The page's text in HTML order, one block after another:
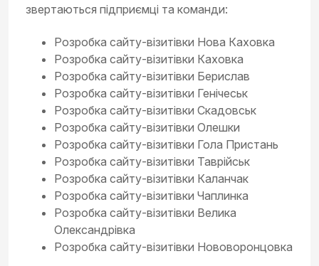
звертаються підприємці та команди:
Розробка сайту-візитівки Нова Каховка
Розробка сайту-візитівки Каховка
Розробка сайту-візитівки Берислав
Розробка сайту-візитівки Генічеськ
Розробка сайту-візитівки Скадовськ
Розробка сайту-візитівки Олешки
Розробка сайту-візитівки Гола Пристань
Розробка сайту-візитівки Таврійськ
Розробка сайту-візитівки Каланчак
Розробка сайту-візитівки Чаплинка
Розробка сайту-візитівки Велика
Олександрівка
Розробка сайту-візитівки Нововоронцовка